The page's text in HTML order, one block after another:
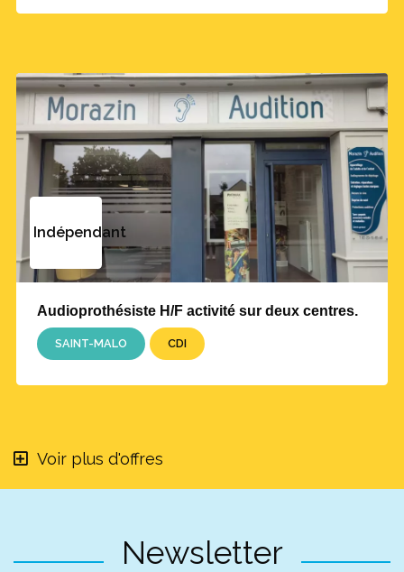
Indépendant
Audioprothésiste H/F activité sur deux centres.
SAINT-MALO CDI
Voir plus d'offres
Newsletter